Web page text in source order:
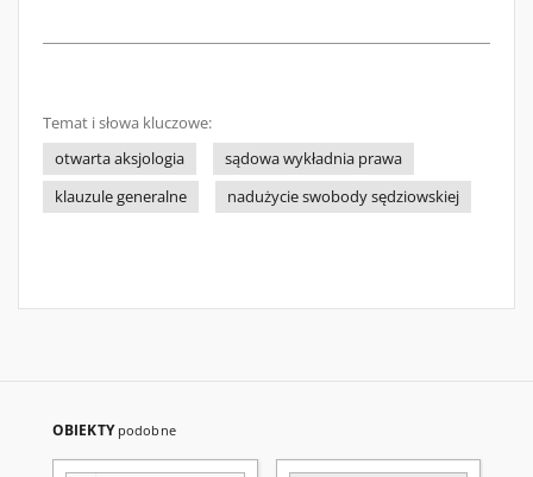
Temat i słowa kluczowe:
otwarta aksjologia
sądowa wykładnia prawa
klauzule generalne
nadużycie swobody sędziowskiej
OBIEKTY podobne